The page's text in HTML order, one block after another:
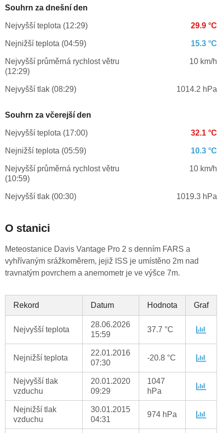
Souhrn za dnešní den
Nejvyšší teplota (12:29) 29.9 °C
Nejnižší teplota (04:59) 15.3 °C
Nejvyšší průměrná rychlost větru
(12:29)
10 km/h
Nejvyšší tlak (08:29) 1014.2 hPa
Souhrn za včerejší den
Nejvyšší teplota (17:00) 32.1 °C
Nejnižší teplota (05:59) 10.3 °C
Nejvyšší průměrná rychlost větru
(10:59)
10 km/h
Nejvyšší tlak (00:30) 1019.3 hPa
O stanici
Meteostanice Davis Vantage Pro 2 s denním FARS a
vyhřívaným srážkoměrem, jejiž ISS je umístěno 2m nad
travnatým povrchem a anemometr je ve výšce 7m.
Rekord Datum Hodnota Graf
Nejvyšší teplota
28.06.2026
15:59
37.7 °C
Nejnižší teplota
22.01.2016
07:30
-20.8 °C
Nejvyšší tlak
vzduchu
20.01.2020
09:29
1047
hPa
Nejnižší tlak
vzduchu
30.01.2015
04:31
974 hPa